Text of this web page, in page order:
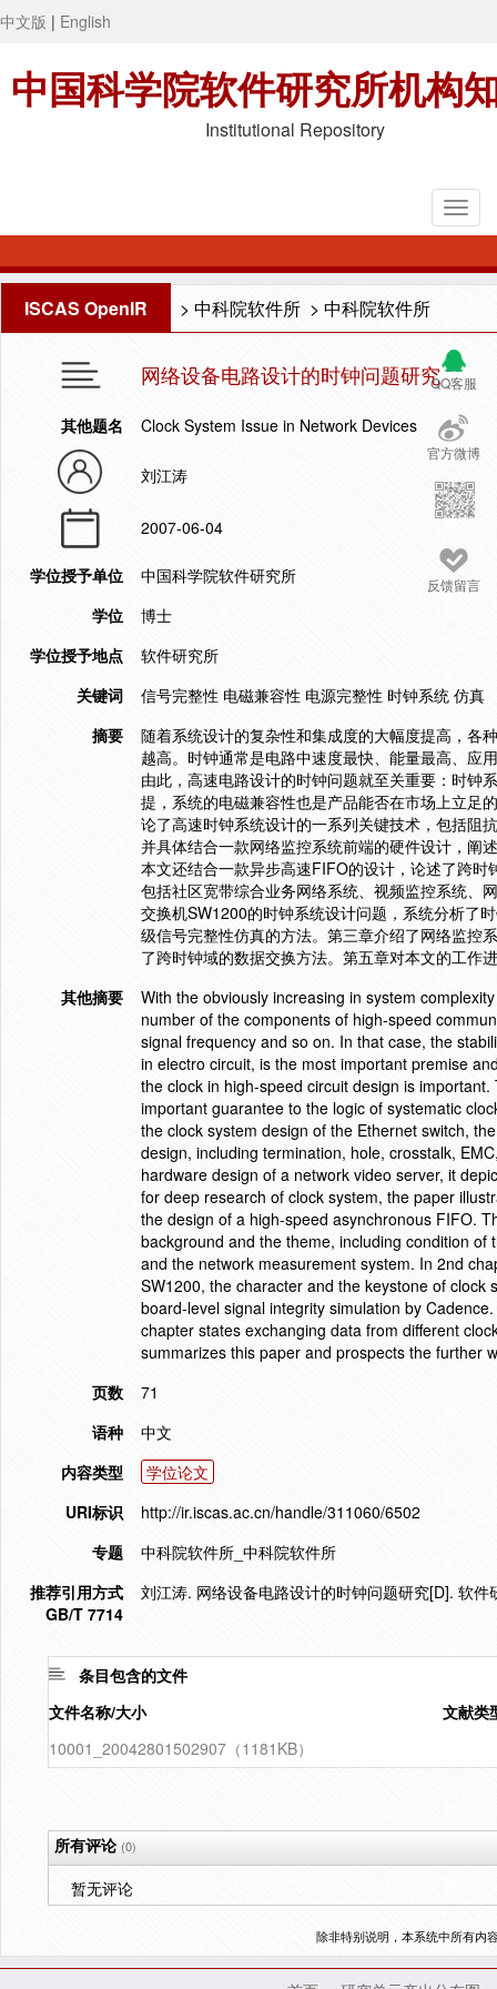
中文版 | English
中国科学院软件研究所机构
Institutional Repository
ISCAS OpenIR > 中科院软件所 > 中科院软件所
QQ客服
官方微博
反馈留言
网络设备电路设计的时钟问题研究
其他题名 Clock System Issue in Network Devices
刘江涛
2007-06-04
学位授予单位
中国科学院软件研究所
学位
博士
学位授予地点
软件研究所
关键词
信号完整性 电磁兼容性 电源完整性 时钟系统 仿真
摘要
随着系统设计的复杂性和集成度的大幅度提高，各
越高。时钟通常是电路中速度最快、能量最高、应
由此，高速电路设计的时钟问题就至关重要：时钟
提，系统的电磁兼容性也是产品能否在市场上立足
论了高速时钟系统设计的一系列关键技术，包括阻
并具体结合一款网络监控系统前端的硬件设计，阐
本文还结合一款异步高速FIFO的设计，论述了跨
包括社区宽带综合业务网络系统、视频监控系统、
交换机SW1200的时钟系统设计问题，系统分析了
级信号完整性仿真的方法。第三章介绍了网络监控
了跨时钟域的数据交换方法。第五章对本文的工作
其他摘要
With the obviously increasing in system
number of the components of high-speed
signal frequency and so on. In that case, the
in electro circuit, is the most important premise
the clock in high-speed circuit design is
important guarantee to the logic of systematic
the clock system design of the Ethernet switch,
design, including termination, hole, crosstalk,
hardware design of a network video server, it
for deep research of clock system, the paper
the design of a high-speed asynchronous FIFO.
background and the theme, including condition
and the network measurement system. In 2nd
SW1200, the character and the keystone of
board-level signal integrity simulation by
chapter states exchanging data from different
summarizes this paper and prospects the further
页数
71
语种
中文
内容类型
学位论文
URI标识
http://ir.iscas.ac.cn/handle/311060/6502
专题
中科院软件所_中科院软件所
推荐引用方式
GB/T 7714
刘江涛. 网络设备电路设计的时钟问题研究[D]. 软
条目包含的文件
文件名称/大小
文献类
10001_20042801502907（1181KB）
所有评论(0)
暂无评论
除非特别说明，本系统中所有内